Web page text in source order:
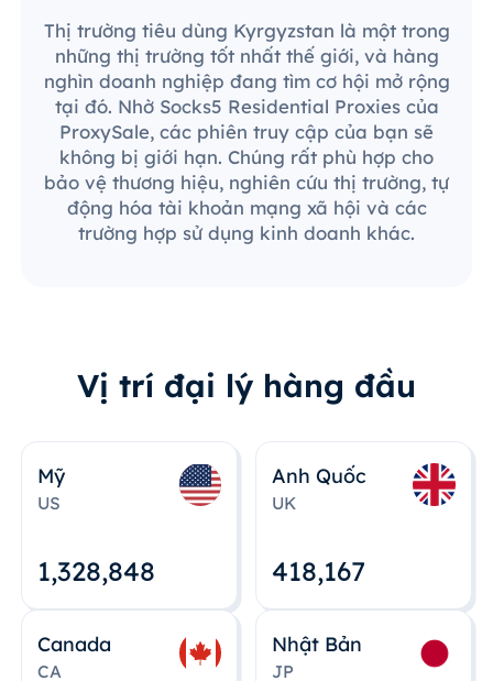
Thị trường tiêu dùng Kyrgyzstan là một trong
những thị trường tốt nhất thế giới, và hàng
nghìn doanh nghiệp đang tìm cơ hội mở rộng
tại đó. Nhờ Socks5 Residential Proxies của
ProxySale, các phiên truy cập của bạn sẽ
không bị giới hạn. Chúng rất phù hợp cho
bảo vệ thương hiệu, nghiên cứu thị trường, tự
động hóa tài khoản mạng xã hội và các
trường hợp sử dụng kinh doanh khác.
Vị trí đại lý hàng đầu
Mỹ
US
1,328,848
Anh Quốc
UK
418,167
Canada
CA
Nhật Bản
JP